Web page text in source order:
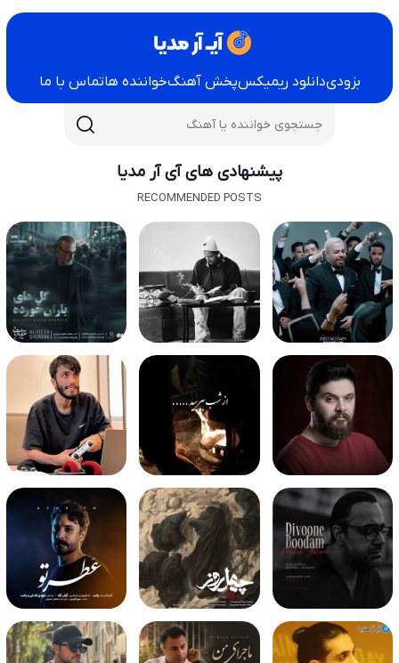
بزودیدانلود ریمیکسپخش آهنگخواننده هاتماس با ما
پیشنهادی های آی آر مدیا
RECOMMENDED POSTS